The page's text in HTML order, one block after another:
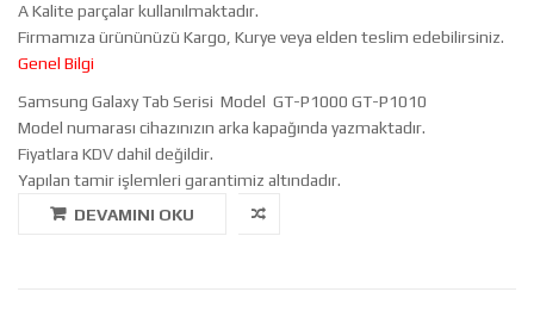
A Kalite parçalar kullanılmaktadır.
Firmamıza ürününüzü Kargo, Kurye veya elden teslim edebilirsiniz.
Genel Bilgi
Samsung Galaxy Tab Serisi Model GT-P1000 GT-P1010
Model numarası cihazınızın arka kapağında yazmaktadır.
Fiyatlara KDV dahil değildir.
Yapılan tamir işlemleri garantimiz altındadır.
DEVAMINI OKU